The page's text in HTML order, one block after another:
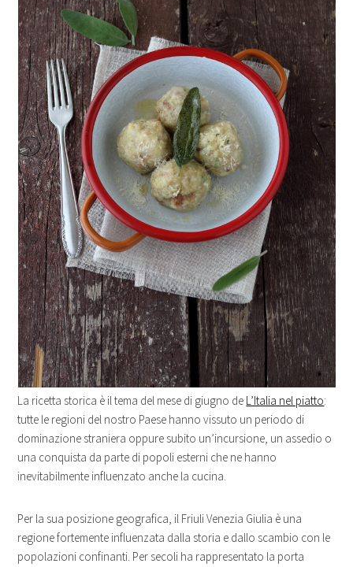
La ricetta storica è il tema del mese di giugno de L’Italia nel piatto:
tutte le regioni del nostro Paese hanno vissuto un periodo di
dominazione straniera oppure subito un’incursione, un assedio o
una conquista da parte di popoli esterni che ne hanno
inevitabilmente influenzato anche la cucina.
Per la sua posizione geografica, il Friuli Venezia Giulia è una
regione fortemente influenzata dalla storia e dallo scambio con le
popolazioni confinanti. Per secoli ha rappresentato la porta